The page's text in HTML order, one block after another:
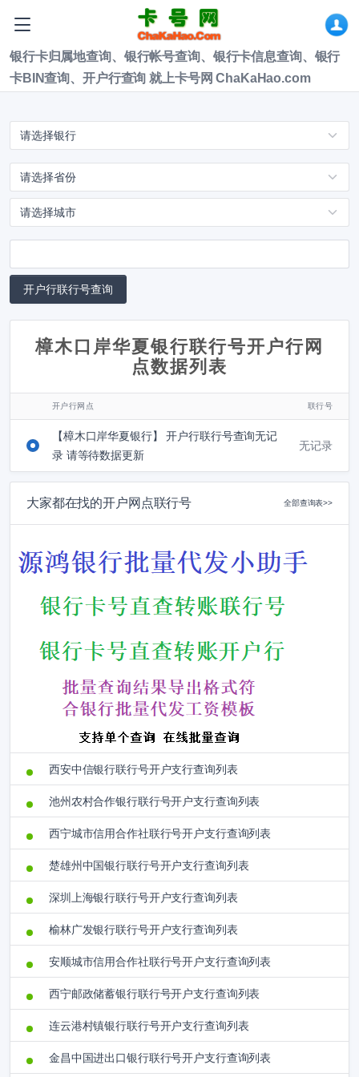
银行卡归属地查询、银行帐号查询、银行卡信息查询、银行
卡BIN查询、开户行查询 就上卡号网 ChaKaHao.com
樟木口岸华夏银行联行号开户行网
点数据列表
开户行网点 联行号
【樟木口岸华夏银行】 开户行联行号查询无记
录 请等待数据更新
无记录
大家都在找的开户网点联行号 全部查询表>>
西安中信银行联行号开户支行查询列表
池州农村合作银行联行号开户支行查询列表
西宁城市信用合作社联行号开户支行查询列表
楚雄州中国银行联行号开户支行查询列表
深圳上海银行联行号开户支行查询列表
榆林广发银行联行号开户支行查询列表
安顺城市信用合作社联行号开户支行查询列表
西宁邮政储蓄银行联行号开户支行查询列表
连云港村镇银行联行号开户支行查询列表
金昌中国进出口银行联行号开户支行查询列表